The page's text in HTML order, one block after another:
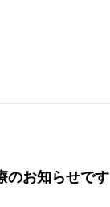
のお知らせです